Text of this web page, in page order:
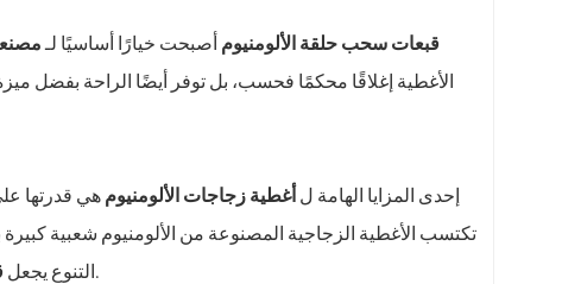
قبعات سحب حلقة الألومنيوم أصبحت خيارًا أساسيًا لـ
الأغطية إغلاقًا محكمًا فحسب، بل توفر أيضًا الراحة بفضل ميزة
إحدى المزايا الهامة ل أغطية زجاجات الألومنيوم هي قدرتها
تكتسب الأغطية الزجاجية المصنوعة من الألومنيوم شعبية
التنوع يجعلخيار ممتاز لكل من المصنعين والمستهلكين على حد سواء.